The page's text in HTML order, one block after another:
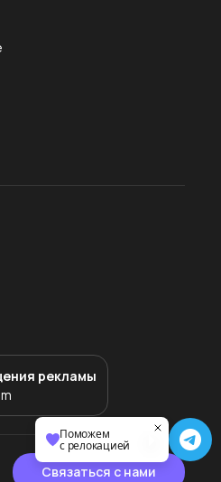
рекламы
Связаться с нами
Поможем
с релокацией